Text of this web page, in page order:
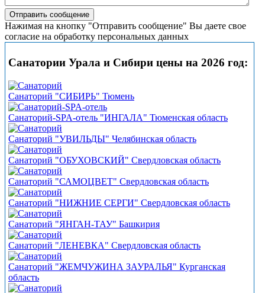
Нажимая на кнопку "Отправить сообщение" Вы даете свое
согласие на обработку персональных данных
Санатории Урала и Сибири цены на 2026 год:
Санаторий "СИБИРЬ" Тюмень
Санаторий-SPA-отель "ИНГАЛА" Тюменская область
Санаторий "УВИЛЬДЫ" Челябинская область
Санаторий "ОБУХОВСКИЙ" Свердловская область
Санаторий "САМОЦВЕТ" Свердловская область
Санаторий "НИЖНИЕ СЕРГИ" Свердловская область
Санаторий "ЯНГАН-ТАУ" Башкирия
Санаторий "ЛЕНЕВКА" Свердловская область
Санаторий "ЖЕМЧУЖИНА ЗАУРАЛЬЯ" Курганская
область